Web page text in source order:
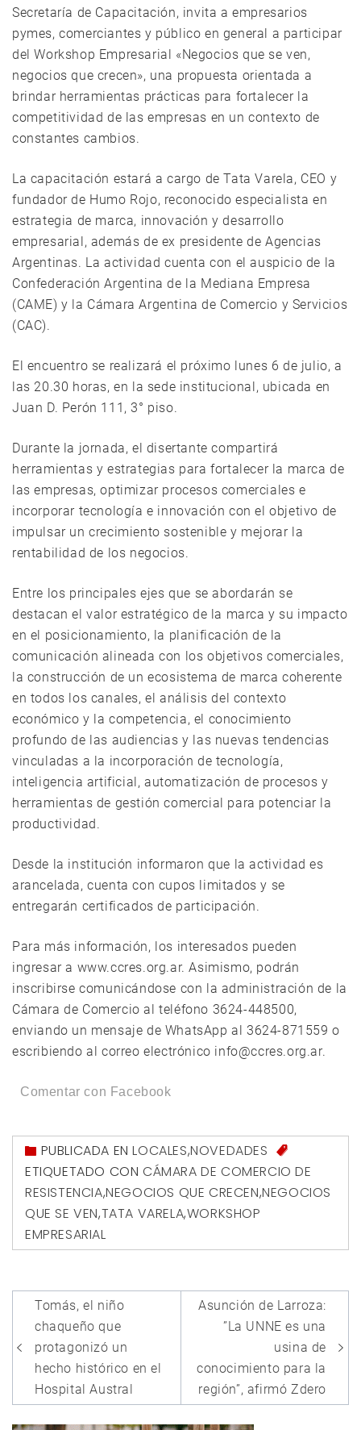
Secretaría de Capacitación, invita a empresarios
pymes, comerciantes y público en general a participar
del Workshop Empresarial «Negocios que se ven,
negocios que crecen», una propuesta orientada a
brindar herramientas prácticas para fortalecer la
competitividad de las empresas en un contexto de
constantes cambios.
La capacitación estará a cargo de Tata Varela, CEO y
fundador de Humo Rojo, reconocido especialista en
estrategia de marca, innovación y desarrollo
empresarial, además de ex presidente de Agencias
Argentinas. La actividad cuenta con el auspicio de la
Confederación Argentina de la Mediana Empresa
(CAME) y la Cámara Argentina de Comercio y Servicios
(CAC).
El encuentro se realizará el próximo lunes 6 de julio, a
las 20.30 horas, en la sede institucional, ubicada en
Juan D. Perón 111, 3° piso.
Durante la jornada, el disertante compartirá
herramientas y estrategias para fortalecer la marca de
las empresas, optimizar procesos comerciales e
incorporar tecnología e innovación con el objetivo de
impulsar un crecimiento sostenible y mejorar la
rentabilidad de los negocios.
Entre los principales ejes que se abordarán se
destacan el valor estratégico de la marca y su impacto
en el posicionamiento, la planificación de la
comunicación alineada con los objetivos comerciales,
la construcción de un ecosistema de marca coherente
en todos los canales, el análisis del contexto
económico y la competencia, el conocimiento
profundo de las audiencias y las nuevas tendencias
vinculadas a la incorporación de tecnología,
inteligencia artificial, automatización de procesos y
herramientas de gestión comercial para potenciar la
productividad.
Desde la institución informaron que la actividad es
arancelada, cuenta con cupos limitados y se
entregarán certificados de participación.
Para más información, los interesados pueden
ingresar a www.ccres.org.ar. Asimismo, podrán
inscribirse comunicándose con la administración de la
Cámara de Comercio al teléfono 3624-448500,
enviando un mensaje de WhatsApp al 3624-871559 o
escribiendo al correo electrónico info@ccres.org.ar.
Comentar con Facebook
PUBLICADA ENLOCALES,NOVEDADES
ETIQUETADO CON CÁMARA DE COMERCIO DE
RESISTENCIA,NEGOCIOS QUE CRECEN,NEGOCIOS
QUE SE VEN,TATA VARELA,WORKSHOP
EMPRESARIAL
Navegación
de
entradas
Tomás, el niño
chaqueño que
protagonizó un
hecho histórico en el
Hospital Austral
Asunción de Larroza:
”La UNNE es una
usina de
conocimiento para la
región”, afirmó Zdero